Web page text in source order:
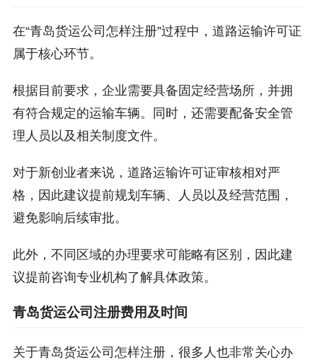
在“青岛货运公司怎样注册”过程中，道路运输许可证
属于核心环节。
根据目前要求，企业需要具备固定经营场所，并拥
有符合规定的运输车辆。同时，还需要配备安全管
理人员以及相关制度文件。
对于新创业者来说，道路运输许可证审核相对严
格，因此建议提前规划车辆、人员以及经营范围，
避免影响后续审批。
此外，不同区域的办理要求可能略有区别，因此建
议提前咨询专业机构了解具体政策。
青岛货运公司注册费用及时间
关于青岛货运公司怎样注册，很多人也非常关心办